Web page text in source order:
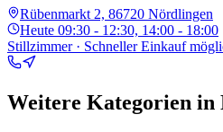
Rübenmarkt 2, 86720 Nördlingen
Heute 09:30 - 12:30, 14:00 - 18:00
Stillzimmer · Schneller Einkauf
Weitere Kategorien in